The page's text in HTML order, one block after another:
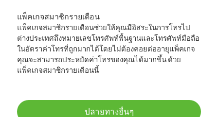
แพ็คเกจสมาชิกรายเดือน
แพ็คเกจสมาชิกรายเดือนช่วยให้คุณมีอิสระในการโทรไป
ต่างประเทศถึงหมายเลขโทรศัพท์พื้นฐานและโทรศัพท์มือถือ
ในอัตราค่าโทรที่ถูกมากได้โดยไม่ต้องคอยต่ออายุแพ็คเกจ
คุณจะสามารถประหยัดค่าโทรของคุณได้มากขึ้น ด้วย
แพ็คเกจสมาชิกรายเดือนนี้
ปลายทางอื่นๆ